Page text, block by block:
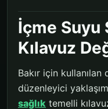
İçme Suyu
Kılavuz
Bakır için
düzenleyici
sağlık temelli